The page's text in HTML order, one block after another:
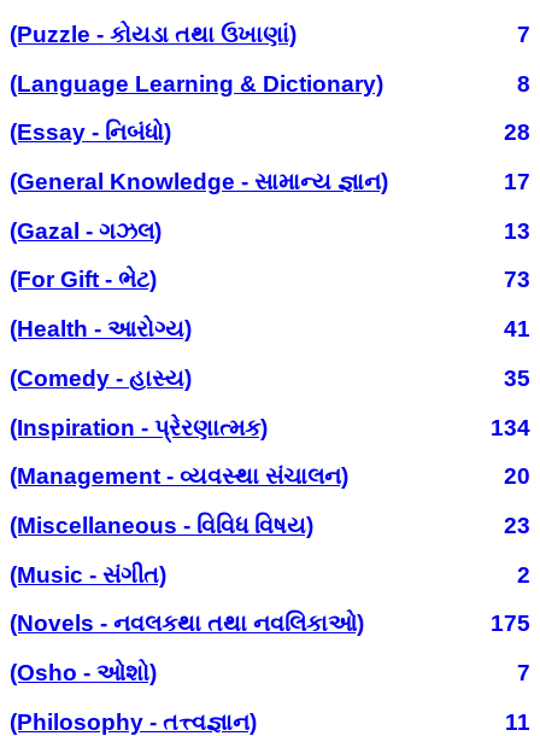
(Puzzle - કોયડા તથા ઉખાણાં)
7
(Language Learning & Dictionary)
8
(Essay - નિબંધો)
28
(General Knowledge - સામાન્ય જ્ઞાન)
17
(Gazal - ગઝલ)
13
(For Gift - ભેટ)
73
(Health - આરોગ્ય)
41
(Comedy - હાસ્ય)
35
(Inspiration - પ્રેરણાત્મક)
134
(Management - વ્યવસ્થા સંચાલન)
20
(Miscellaneous - વિવિધ વિષય)
23
(Music - સંગીત)
2
(Novels - નવલકથા તથા નવલિકાઓ)
175
(Osho - ઓશો)
7
(Philosophy - તત્ત્વજ્ઞાન)
11